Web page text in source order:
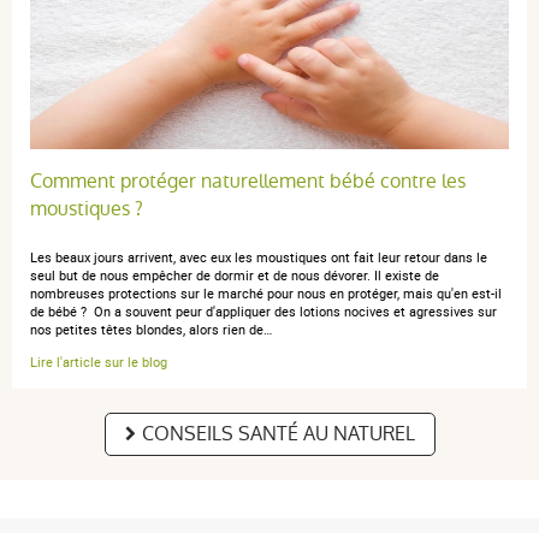
Comment protéger naturellement bébé contre les
moustiques ?
Les beaux jours arrivent, avec eux les moustiques ont fait leur retour dans le
seul but de nous empêcher de dormir et de nous dévorer. Il existe de
nombreuses protections sur le marché pour nous en protéger, mais qu'en est-il
de bébé ? On a souvent peur d'appliquer des lotions nocives et agressives sur
nos petites têtes blondes, alors rien de…
Lire l'article sur le blog
CONSEILS SANTÉ AU NATUREL